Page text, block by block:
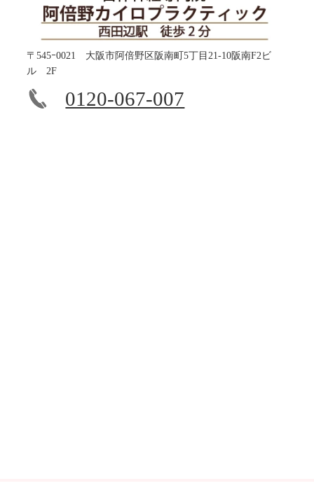
〒545ｰ0021 大阪市阿倍野区阪南町5丁目21-10阪南F2ビ
ル 2F
0120-067-007